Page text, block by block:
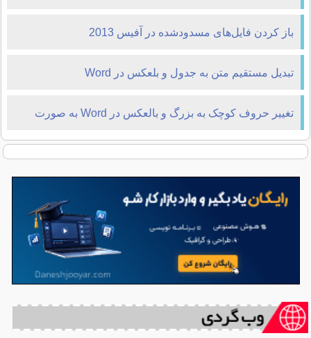
باز کردن فایل‌های مسدودشده در آفیس 2013
تبدیل مستقیم متن به جدول و بلعکس در Word
تغییر حروف کوچک به بزرگ و بالعکس در Word به صورت
سریع